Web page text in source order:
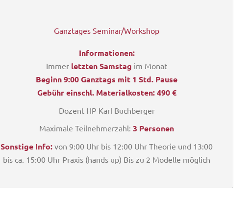
Ganztages Seminar/Workshop
Informationen:
Immer letzten Samstag im Monat
Beginn 9:00 Ganztags mit 1 Std. Pause
Gebühr einschl. Materialkosten: 490 €
Dozent HP Karl Buchberger
Maximale Teilnehmerzahl: 3 Personen
Sonstige Info: von 9:00 Uhr bis 12:00 Uhr Theorie und 13:00
bis ca. 15:00 Uhr Praxis (hands up) Bis zu 2 Modelle möglich